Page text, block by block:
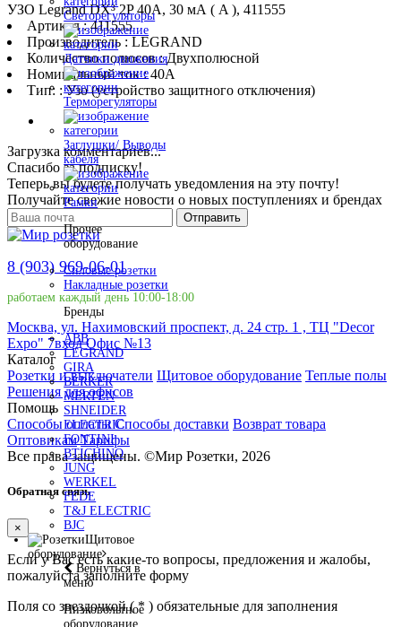
Светорегуляторы
Датчики движения
Терморегуляторы
Заглушки/ Выводы
кабеля
Рамки
Прочее
оборудование
Силовые розетки
Накладные розетки
Бренды
ABB
LEGRAND
GIRA
BERKER
MERTEN
SHNEIDER
ELECTRIC
FONTINI
BTICHINO
JUNG
WERKEL
FEDE
T&J ELECTRIC
BJC
Щитовое
оборудование
Вернуться в
меню
Низковольтное
оборудование
УЗО Legrand DX³ 2P 40А, 30 мА ( A ), 411555
Артикул : 411555
Производитель : LEGRAND
Количество полюсов : Двухполюсной
Номинальный ток : 40A
Тип: : Узо (устройство защитного отключения)
Загрузка комментариев...
Спасибо за подписку!
Теперь вы будете получать уведомления на эту почту!
Получайте свежие новости о новых поступлениях и брендах
Отправить
8 (903) 969-06-01
работаем каждый день 10:00-18:00
Москва, ул. Нахимовский проспект, д. 24 стр. 1 , ТЦ "Decor
Expo" 7вход Офис №13
Каталог
Розетки и выключатели Щитовое оборудование Теплые полы
Решения для офисов
Помощь
Способы оплаты Способы доставки Возврат товара
Оптовикам Тарифы
Все права защищены. ©Мир Розетки, 2026
Обратная связь
×
Если у Вас есть какие-то вопросы, предложения и жалобы,
пожалуйста заполните форму
Поля со звездочкой (* ) обязательные для заполнения